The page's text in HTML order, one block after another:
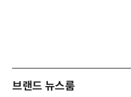
브랜드 뉴스룸